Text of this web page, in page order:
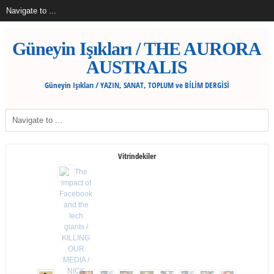
Güneyin Işıkları / THE AURORA
AUSTRALIS
Güneyin Işıkları / YAZIN, SANAT, TOPLUM ve BİLİM DERGİSİ
Vitrindekiler